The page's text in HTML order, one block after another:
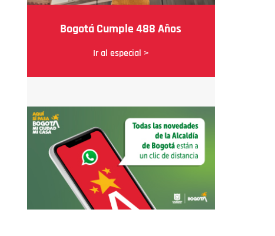
Bogotá Cumple 488 Años
Ir al especial >